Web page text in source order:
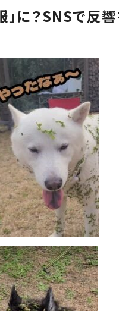
」に？SNSで反